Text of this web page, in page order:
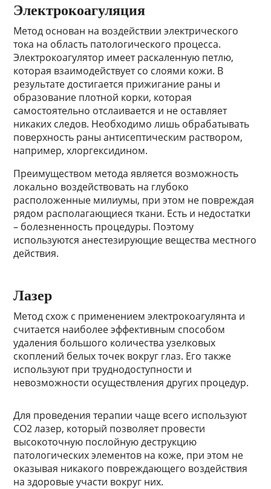
Электрокоагуляция
Метод основан на воздействии электрического
тока на область патологического процесса.
Электрокоагулятор имеет раскаленную петлю,
которая взаимодействует со слоями кожи. В
результате достигается прижигание раны и
образование плотной корки, которая
самостоятельно отслаивается и не оставляет
никаких следов. Необходимо лишь обрабатывать
поверхность раны антисептическим раствором,
например, хлоргексидином.
Преимуществом метода является возможность
локально воздействовать на глубоко
расположенные милиумы, при этом не повреждая
рядом располагающиеся ткани. Есть и недостатки
– болезненность процедуры. Поэтому
используются анестезирующие вещества местного
действия.
Лазер
Метод схож с применением электрокоагулянта и
считается наиболее эффективным способом
удаления большого количества узелковых
скоплений белых точек вокруг глаз. Его также
используют при труднодоступности и
невозможности осуществления других процедур.
Для проведения терапии чаще всего используют
СО2 лазер, который позволяет провести
высокоточную послойную деструкцию
патологических элементов на коже, при этом не
оказывая никакого повреждающего воздействия
на здоровые участи вокруг них.